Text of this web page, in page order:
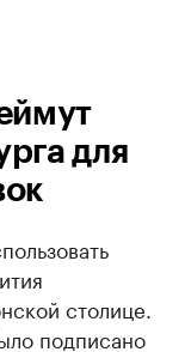
для
столице.
подписано